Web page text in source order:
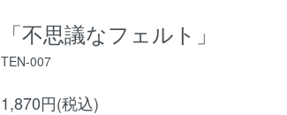
「不思議なフェルト」
TEN-007
1,870円(税込)